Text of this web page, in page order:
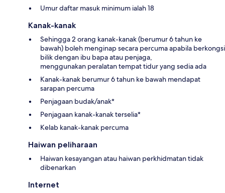
Umur daftar masuk minimum ialah 18
Kanak-kanak
Sehingga 2 orang kanak-kanak (berumur 6 tahun ke
bawah) boleh menginap secara percuma apabila berkongsi
bilik dengan ibu bapa atau penjaga,
menggunakan peralatan tempat tidur yang sedia ada
Kanak-kanak berumur 6 tahun ke bawah mendapat
sarapan percuma
Penjagaan budak/anak*
Penjagaan kanak-kanak terselia*
Kelab kanak-kanak percuma
Haiwan peliharaan
Haiwan kesayangan atau haiwan perkhidmatan tidak
dibenarkan
Internet